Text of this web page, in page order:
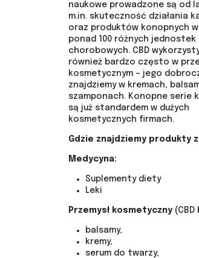
naukowe prowadzone są od
m.in. skuteczność działania
oraz produktów konopnych
ponad 100 różnych jednostek
chorobowych. CBD
również bardzo często w
kosmetycznym – jego
znajdziemy w kremach,
szamponach. Konopne serie
są już standardem w dużych
kosmetycznych firmach.
Gdzie znajdziemy produkty
Medycyna:
Suplementy diety
Leki
Przemysł kosmetyczny
balsamy,
kremy,
serum do twarzy,